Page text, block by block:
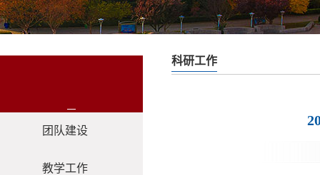
团队建设
教学工作
科研工作